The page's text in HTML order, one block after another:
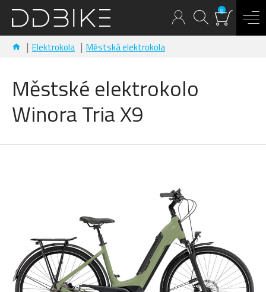
0
Elektrokola Městská elektrokola
Městské elektrokolo
Winora Tria X9